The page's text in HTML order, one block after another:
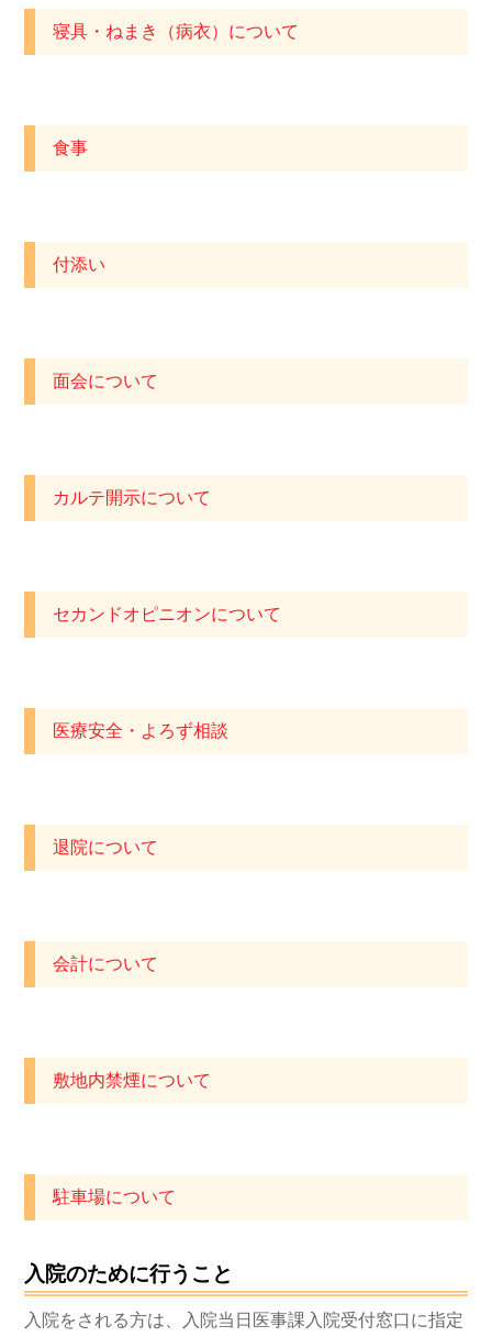
寝具・ねまき（病衣）について
食事
付添い
面会について
カルテ開示について
セカンドオピニオンについて
医療安全・よろず相談
退院について
会計について
敷地内禁煙について
駐車場について
入院のために行うこと
入院をされる方は、入院当日医事課入院受付窓口に指定